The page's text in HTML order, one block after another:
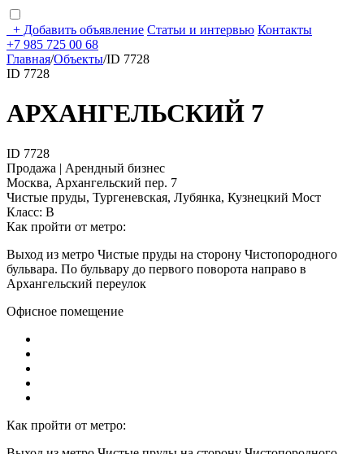
+ Добавить объявление Статьи и интервью Контакты
+7 985 725 00 68
Главная/Объекты/ID 7728
ID 7728
АРХАНГЕЛЬСКИЙ 7
ID 7728
Продажа | Арендный бизнес
Москва, Архангельский пер. 7
Чистые пруды, Тургеневская, Лубянка, Кузнецкий Мост
Класс: В
Как пройти от метро:
Выход из метро Чистые пруды на сторону Чистопородного
бульвара. По бульвару до первого поворота направо в
Архангельский переулок
Офисное помещение
Как пройти от метро: